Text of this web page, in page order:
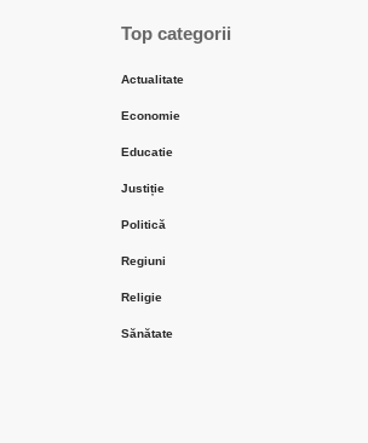
Top categorii
Actualitate
Economie
Educatie
Justiție
Politică
Regiuni
Religie
Sănătate